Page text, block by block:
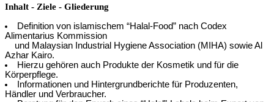
Inhalt - Ziele - Gliederung
Definition von islamischem “Halal-Food” nach Codex
Alimentarius Kommission
und Malaysian Industrial Hygiene Association (MIHA) sowie Al
Azhar Kairo.
Hierzu gehören auch Produkte der Kosmetik und für die
Körperpflege.
Informationen und Hintergrundberichte für Produzenten,
Händler und Verbraucher.